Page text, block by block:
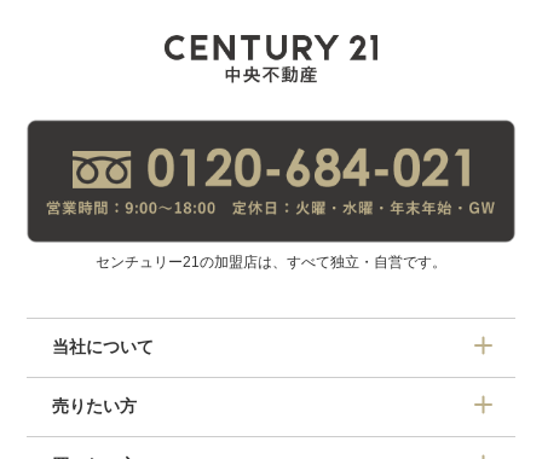
センチュリー21の加盟店は、すべて独立・自営です。
当社について
売りたい方